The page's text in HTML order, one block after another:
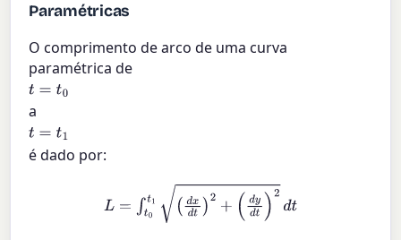
Paramétricas
O comprimento de arco de uma curva
paramétrica de
t=t0
a
t=t1
é dado por:
dt) t